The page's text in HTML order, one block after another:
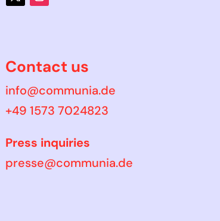
Contact us
info@communia.de
+49 1573 7024823
Press inquiries
presse@communia.de